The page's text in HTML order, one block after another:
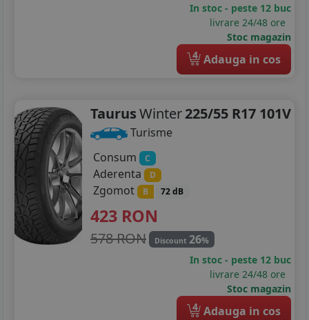
In stoc - peste 12 buc
livrare 24/48 ore
Stoc magazin
4 Adauga in cos
TaurusWinter225/55 R17 101V
Turisme
Consum
C
Aderenta D
Zgomot B 72 dB
423 RON
578 RON Discount 26%
In stoc - peste 12 buc
livrare 24/48 ore
Stoc magazin
4 Adauga in cos